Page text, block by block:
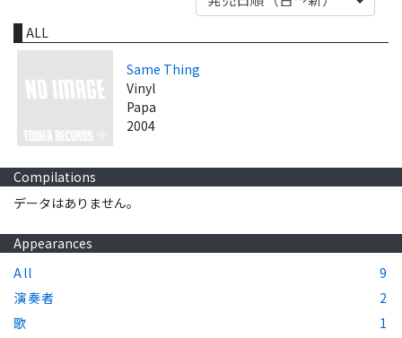
ALL
Same Thing
Vinyl
Papa
2004
Compilations
データはありません。
Appearances
All
9
演奏者
2
歌
1